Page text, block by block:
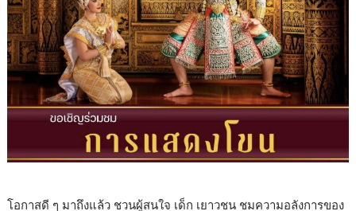
โอกาสดี ๆ มาถึงแล้ว ชวนผู้สนใจ เด็ก เยาวชน ชมความอลังการของ